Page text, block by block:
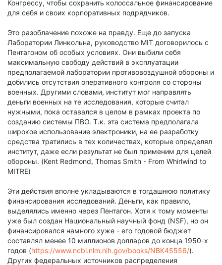
Конгрессу, чтобы сохранить колоссальное финансирование
для себя и своих корпоративных подрядчиков.
Это разоблачение похоже на правду. Еще до запуска
Лаборатории Линкольна, руководство MIT договорилось с
Пентагоном об особых условиях. Они выбили себя
максимальную свободу действий в эксплуатации
предполагаемой лаборатории противовоздушной обороны и
добились отсутствия оперативного контроля со стороны
военных. Другими словами, институт мог направлять
деньги военных на те исследования, которые считал
нужными, пока оставался в целом в рамках проекта по
созданию системы ПВО. Т.к. эта система предполагала
широкое использование электроники, на ее разработку
средства тратились в тех количествах, которые определял
институт, даже если результат не был применим для целей
обороны. (Kent Redmond, Thomas Smith - From Whirlwind to
MITRE)
Эти действия вполне укладываются в тогдашнюю политику
финансирования исследований. Деньги, как правило,
выделялись именно через Пентагон. Хотя к тому моменты
уже был создан Национальный научный фонд (NSF), но он
финансировался намного хуже - его годовой бюджет
составлял менее 10 миллионов долларов до конца 1950-х
годов (https://www.ncbi.nlm.nih.gov/books/NBK45556/).
Других федеральных источников распределения